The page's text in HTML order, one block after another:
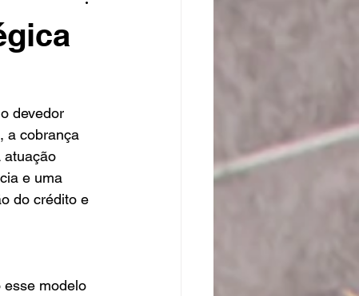
devedor
a cobrança
atuação
e uma
do crédito e
esse modelo